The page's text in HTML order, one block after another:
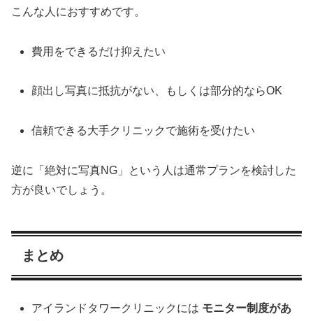
こんな人におすすめです。
費用をできるだけ抑えたい
顔出し写真に抵抗がない、もしくは部分的ならOK
信頼できる大手クリニックで施術を受けたい
逆に「絶対に写真NG」という人は通常プランを検討した
方が良いでしょう。
まとめ
アイランドタワークリニックには モニター制度があ